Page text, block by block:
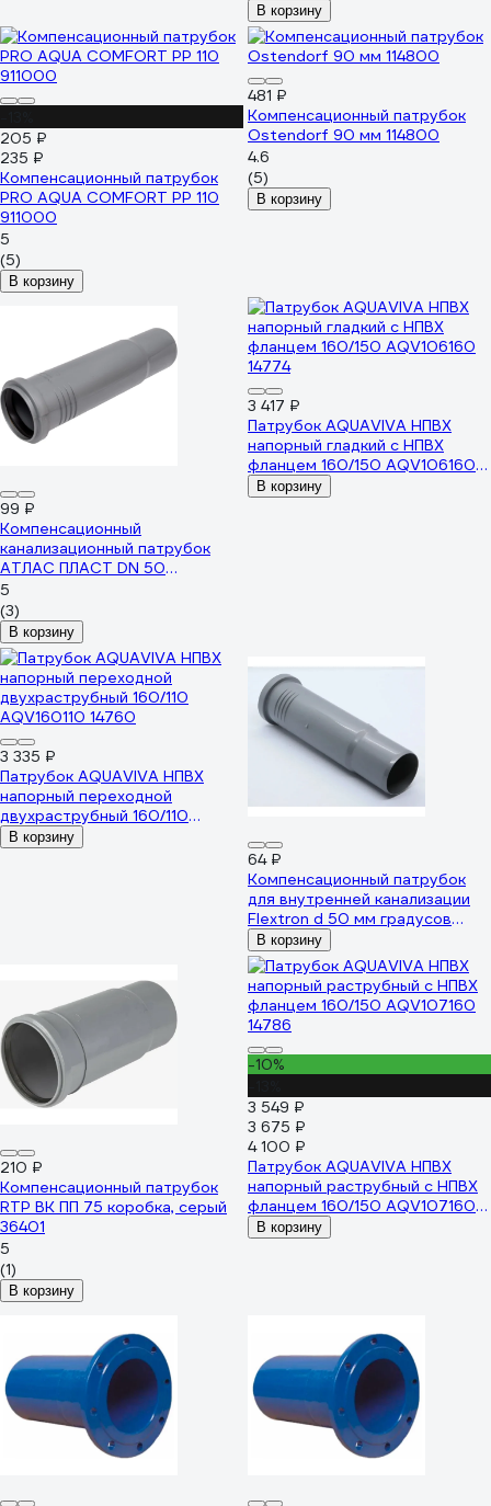
В корзину
205 ₽
235 ₽
Компенсационный патрубок
PRO AQUA COMFORT PP 110
911000
5
(5)
В корзину
481 ₽
Компенсационный патрубок
Ostendorf 90 мм 114800
4.6
(5)
В корзину
99 ₽
Компенсационный
канализационный патрубок
АТЛАС ПЛАСТ DN 50
SPCSС0000050
5
(3)
В корзину
3 417 ₽
Патрубок AQUAVIVA НПВХ
напорный гладкий с НПВХ
фланцем 160/150 AQV106160
14774
В корзину
3 335 ₽
Патрубок AQUAVIVA НПВХ
напорный переходной
двухраструбный 160/110
AQV160110 14760
В корзину
64 ₽
Компенсационный патрубок
для внутренней канализации
Flextron d 50 мм градусов
148039
В корзину
210 ₽
Компенсационный патрубок
RTP ВК ПП 75 коробка, серый
36401
5
(1)
В корзину
-10%
3 549 ₽
3 675 ₽
4 100 ₽
Патрубок AQUAVIVA НПВХ
напорный раструбный с НПВХ
фланцем 160/150 AQV107160
14786
В корзину